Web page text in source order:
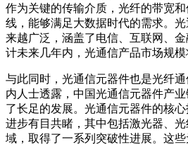
作为关键的传输介质，光纤的带宽
线，能够满足大数据时代的需求。
来越广泛，涵盖了电信、互联网、
计未来几年内，光通信产品市场规模
与此同时，光通信元器件也是光纤
内人士透露，中国光通信元器件产
了长足的发展。光通信元器件的核
进步有目共睹，其中包括激光器、
域，取得了一系列突破性进展。这